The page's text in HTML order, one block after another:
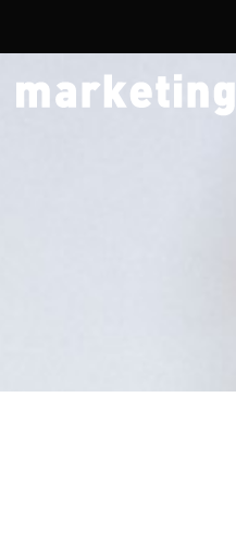
Overslaan en naar de